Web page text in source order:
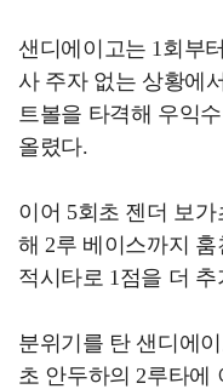
샌디에이고는 1회부
사 주자 없는 상황에
트볼을 타격해 우익
올렸다.
이어 5회초 젠더 보
해 2루 베이스까지
적시타로 1점을 더 추
분위기를 탄 샌디에
초 안두하의 2루타에